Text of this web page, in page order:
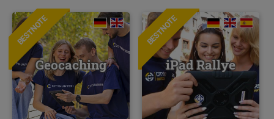
BESTNOTE
Geocaching
BESTNOTE
iPad Rallye